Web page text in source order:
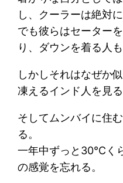
し、クーラーは絶対に
でも彼らはセーター
り、ダウンを着る人も
しかしそれはなぜか
凍えるインド人を見
そしてムンバイに住
る。
一年中ずっと30℃く
の感覚を忘れる。